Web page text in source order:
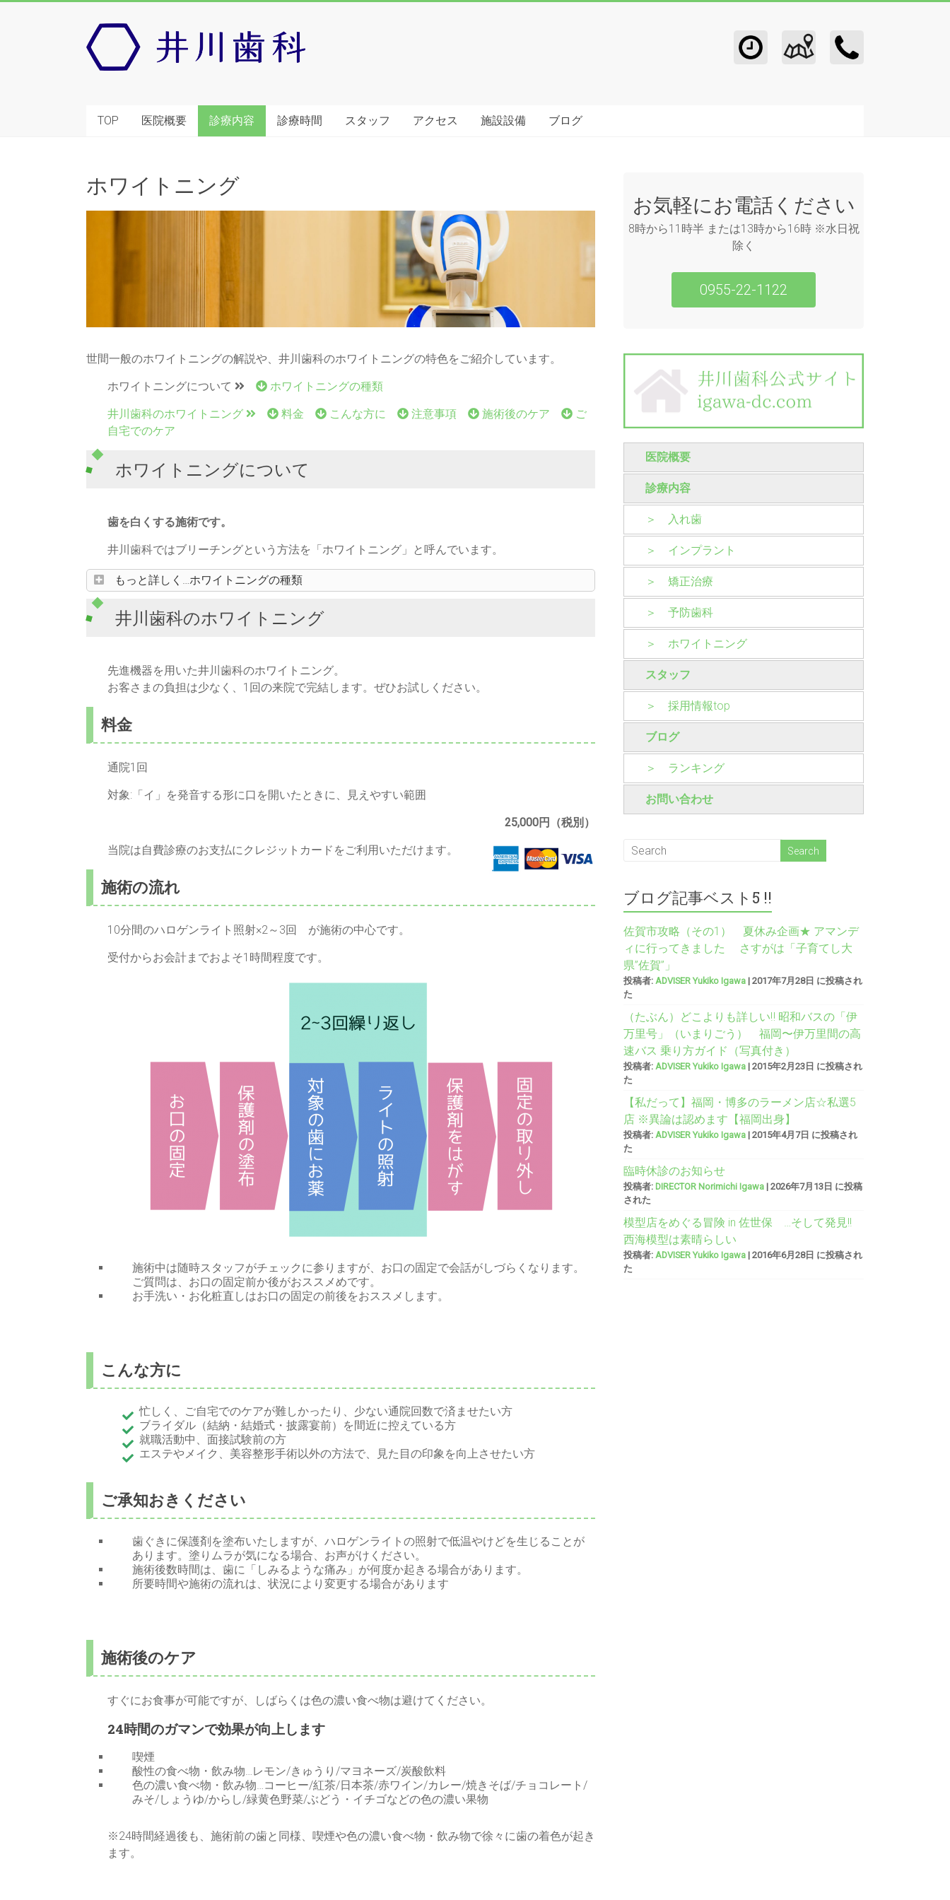
TOP 医院概要 診療内容 診療時間 スタッフ アクセス 施設設備 ブログ
ホワイトニング
世間一般のホワイトニングの解説や、井川歯科のホワイトニングの特色をご紹介しています。
ホワイトニングについて ホワイトニングの種類
井川歯科のホワイトニング 料金 こんな方に 注意事項 施術後のケア
ご
自宅でのケア
ホワイトニングについて
歯を白くする施術です。
井川歯科ではブリーチングという方法を「ホワイトニング」と呼んでいます。
もっと詳しく…ホワイトニングの種類
井川歯科のホワイトニング
先進機器を用いた井川歯科のホワイトニング。
お客さまの負担は少なく、1回の来院で完結します。ぜひお試しください。
料金
通院1回
対象:「イ」を発音する形に口を開いたときに、見えやすい範囲
25,000円（税別）
当院は自費診療のお支払にクレジットカードをご利用いただけます。
施術の流れ
10分間のハロゲンライト照射×2～3回 が施術の中心です。
受付からお会計までおよそ1時間程度です。
施術中は随時スタッフがチェックに参りますが、お口の固定で会話がしづらくなります。
ご質問は、お口の固定前か後がおススメめです。
お手洗い・お化粧直しはお口の固定の前後をおススメします。
こんな方に
忙しく、ご自宅でのケアが難しかったり、少ない通院回数で済ませたい方
ブライダル（結納・結婚式・披露宴前）を間近に控えている方
就職活動中、面接試験前の方
エステやメイク、美容整形手術以外の方法で、見た目の印象を向上させたい方
ご承知おきください
歯ぐきに保護剤を塗布いたしますが、ハロゲンライトの照射で低温やけどを生じることが
あります。塗りムラが気になる場合、お声がけください。
施術後数時間は、歯に「しみるような痛み」が何度か起きる場合があります。
所要時間や施術の流れは、状況により変更する場合があります
施術後のケア
すぐにお食事が可能ですが、しばらくは色の濃い食べ物は避けてください。
24時間のガマンで効果が向上します
喫煙
酸性の食べ物・飲み物…レモン/きゅうり/マヨネーズ/炭酸飲料
色の濃い食べ物・飲み物…コーヒー/紅茶/日本茶/赤ワイン/カレー/焼きそば/チョコレート/
みそ/しょうゆ/からし/緑黄色野菜/ぶどう・イチゴなどの色の濃い果物
※24時間経過後も、施術前の歯と同様、喫煙や色の濃い食べ物・飲み物で徐々に歯の着色が起き
ます。
お気軽にお電話ください
8時から11時半 または13時から16時 ※水日祝
除く
0955-22-1122
医院概要
診療内容
＞ 入れ歯
＞ インプラント
＞ 矯正治療
＞ 予防歯科
＞ ホワイトニング
スタッフ
＞ 採用情報top
ブログ
＞ ランキング
お問い合わせ
ブログ記事ベスト5 !!
佐賀市攻略（その1） 夏休み企画★ アマンデ
ィに行ってきました さすがは「子育てし大
県”佐賀”」
投稿者:ADVISER Yukiko Igawa |2017年7月28日 に投稿され
た
（たぶん）どこよりも詳しい‼︎ 昭和バスの「伊
万里号」（いまりごう） 福岡〜伊万里間の高
速バス 乗り方ガイド（写真付き）
投稿者:ADVISER Yukiko Igawa |2015年2月23日 に投稿され
た
【私だって】福岡・博多のラーメン店☆私選5
店 ※異論は認めます【福岡出身】
投稿者:ADVISER Yukiko Igawa |2015年4月7日 に投稿され
た
臨時休診のお知らせ
投稿者: DIRECTOR Norimichi Igawa |2026年7月13日 に投稿
された
模型店をめぐる冒険 in 佐世保 …そして発見!!
西海模型は素晴らしい
投稿者:ADVISER Yukiko Igawa |2016年6月28日 に投稿され
た